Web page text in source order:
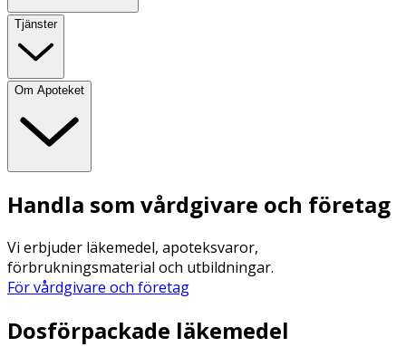
Tjänster
Om Apoteket
Handla som vårdgivare och företag
Vi erbjuder läkemedel, apoteksvaror,
förbrukningsmaterial och utbildningar.
För vårdgivare och företag
Dosförpackade läkemedel